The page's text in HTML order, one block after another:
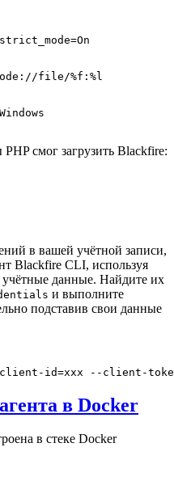
cмог загрузить Blackfire:
в вашей учётной записи,
Blackfire CLI, используя
учётные данные. Найдите их
и выполните
подставив свои данные
id=xxx --client-
в Docker
в стеке Docker